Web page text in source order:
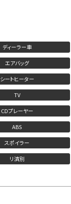
ディーラー車
エアバッグ
シートヒーター
TV
CDプレーヤー
ABS
スポイラー
リ済別